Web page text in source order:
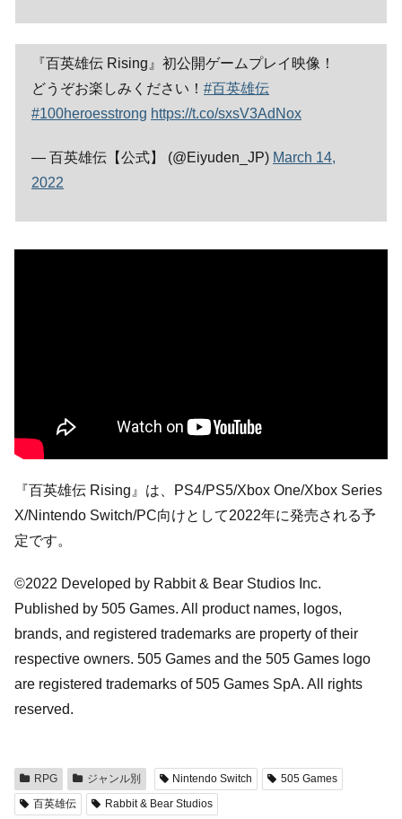
『百英雄伝 Rising』初公開ゲームプレイ映像！
どうぞお楽しみください！ #百英雄伝
#100heroesstrong https://t.co/sxsV3AdNox
— 百英雄伝【公式】 (@Eiyuden_JP) March 14,
2022
『百英雄伝 Rising』は、PS4/PS5/Xbox One/Xbox Series
X/Nintendo Switch/PC向けとして2022年に発売される予
定です。
©2022 Developed by Rabbit & Bear Studios Inc.
Published by 505 Games. All product names, logos,
brands, and registered trademarks are property of their
respective owners. 505 Games and the 505 Games logo
are registered trademarks of 505 Games SpA. All rights
reserved.
RPG ジャンル別 Nintendo Switch
505 Games
百英雄伝
Rabbit & Bear Studios